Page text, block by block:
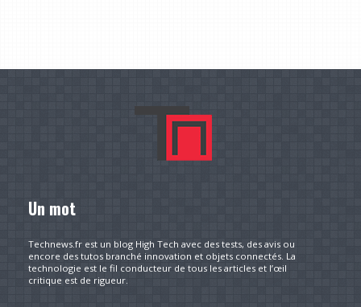
Un mot
Technews.fr est un blog High Tech avec des tests, des avis ou
encore des tutos branché innovation et objets connectés. La
technologie est le fil conducteur de tous les articles et l’œil
critique est de rigueur.